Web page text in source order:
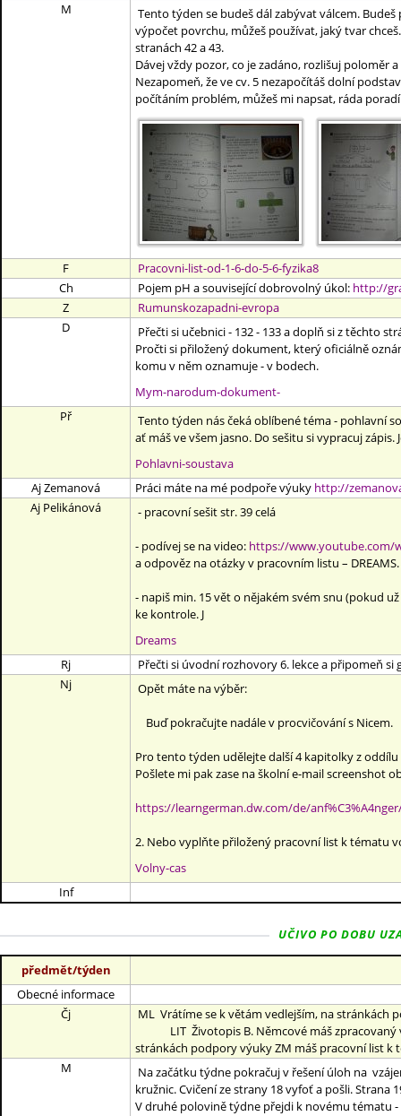
M
Tento týden se budeš dál zabývat válcem.
výpočet povrchu, můžeš používat, jaký tvar
stranách 42 a 43.
Dávej vždy pozor, co je zadáno, rozlišuj poloměr
Nezapomeň, že ve cv. 5 nezapočítáš dolní
počítáním problém, můžeš mi napsat, ráda
F
Pracovni-list-od-1-6-do-5-6-fyzika8
Ch
Pojem pH a související dobrovolný úkol: http://
Z
Rumunskozapadni-evropa
D
Přečti si učebnici - 132 - 133 a doplň si z těchto
Pročti si přiložený dokument, který oficiálně
komu v něm oznamuje - v bodech.
Mym-narodum-dokument-
Př
Tento týden nás čeká oblíbené téma - pohlavní
ať máš ve všem jasno. Do sešitu si vypracuj
Pohlavni-soustava
Aj Zemanová
Práci máte na mé podpoře výuky http://
Aj Pelikánová
- pracovní sešit str. 39 celá
- podívej se na video: https://www.youtube.com/
a odpověz na otázky v pracovním listu –
- napiš min. 15 vět o nějakém svém snu (pokud
ke kontrole. J
Dreams
Rj
Přečti si úvodní rozhovory 6. lekce a připomeň
Nj
Opět máte na výběr:
Buď pokračujte nadále v procvičování s Nicem.
Pro tento týden udělejte další 4 kapitolky z
Pošlete mi pak zase na školní e-mail screenshot
https://learngerman.dw.com/de/
2. Nebo vyplňte přiložený pracovní list k tématu
Volny-cas
Inf
UČIVO PO DOBU
předmět/týden
Obecné informace
Čj
ML Vrátíme se k větám vedlejším, na stránkách
LIT Životopis B. Němcové máš zpracovaný v
stránkách podpory výuky ZM máš pracovní list k
M
Na začátku týdne pokračuj v řešení úloh na
kružnic. Cvičení ze strany 18 vyfoť a pošli. Strana
V druhé polovině týdne přejdi k novému tématu -